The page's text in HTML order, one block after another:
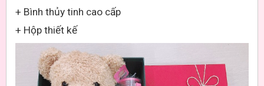
+ Bình thủy tinh cao cấp
+ Hộp thiết kế